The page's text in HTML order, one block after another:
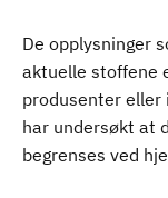
De opplysninger
aktuelle stoffene
produsenter
har undersøkt at
begrenses ved